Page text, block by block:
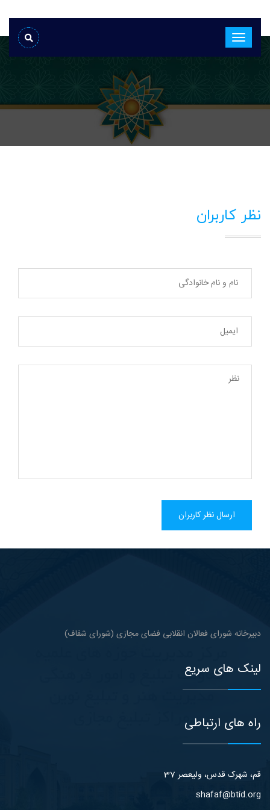
نظر کاربران
ارسال نظر کاربران
دبیرخانه شورای فعالان انقلابی فضای مجازی (شورای شفاف)
لینک های سریع
راه های ارتباطی
قم، شهرک قدس، ولیعصر 37
shafaf@btid.org